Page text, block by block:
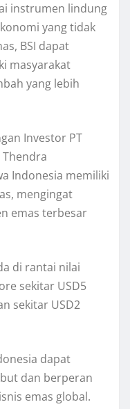
instrumen lindung
yang tidak
BSI dapat
masyarakat
yang lebih
Investor PT
Thendra
Indonesia memiliki
mengingat
emas terbesar
di rantai nilai
sekitar USD5
sekitar USD2
dapat
dan berperan
emas global.